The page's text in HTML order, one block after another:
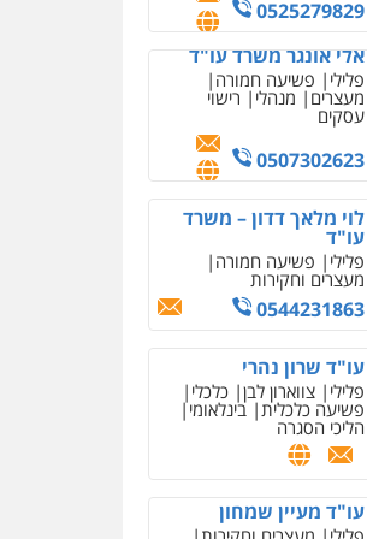
0525279829
אלי אונגר משרד עו"ד
פלילי פשיעה חמורה
מעצרים מנהלי רישוי
עסקים
0507302623
לוי מלאך דדון – משרד
עו"ד
פלילי פשיעה חמורה
מעצרים וחקירות
0544231863
עו"ד שרון נהרי
פלילי צווארון לבן כלכלי
פשיעה כלכלית בינלאומי
הליכי הסגרה
עו"ד מעיין שמחון
מחיקת כתבות מגוגל
ודחיקת אזכורים שליליים
שירותים מקצועיים לעורכי
דין
0522508109
אחסון אתרים
מהירות הגנה גיבוי
תמיכה שירותים מקצועיים
לעורכי דין
מרכז התחלה חדשה
אסירים עבירות מין
שירותים מקצועיים לעורכי
דין
0544500346
מאיה בלום, עו"ס,
טיפול ושיקום
טיפול בהתמכרויות
שירותים מקצועיים לעורכי
דין